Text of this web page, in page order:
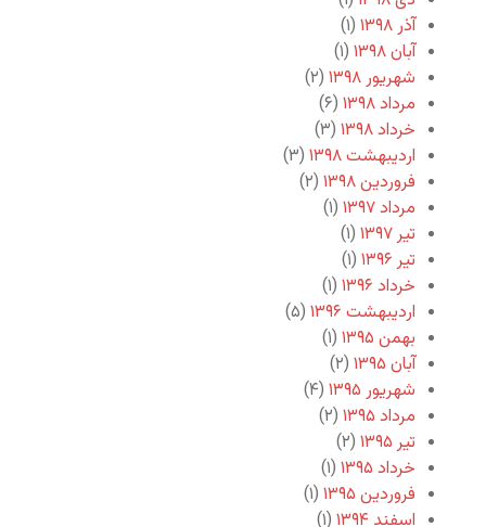
آذر ۱۳۹۸
(۱)
آبان ۱۳۹۸
(۱)
شهریور ۱۳۹۸
(۲)
مرداد ۱۳۹۸
(۶)
خرداد ۱۳۹۸
(۳)
اردیبهشت ۱۳۹۸
(۳)
فروردین ۱۳۹۸
(۲)
مرداد ۱۳۹۷
(۱)
تیر ۱۳۹۷
(۱)
تیر ۱۳۹۶
(۱)
خرداد ۱۳۹۶
(۱)
اردیبهشت ۱۳۹۶
(۵)
بهمن ۱۳۹۵
(۱)
آبان ۱۳۹۵
(۲)
شهریور ۱۳۹۵
(۴)
مرداد ۱۳۹۵
(۲)
تیر ۱۳۹۵
(۲)
خرداد ۱۳۹۵
(۱)
فروردین ۱۳۹۵
(۱)
اسفند ۱۳۹۴
(۱)